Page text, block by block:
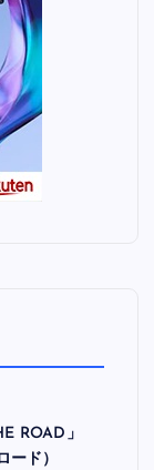
ROAD」
ード）